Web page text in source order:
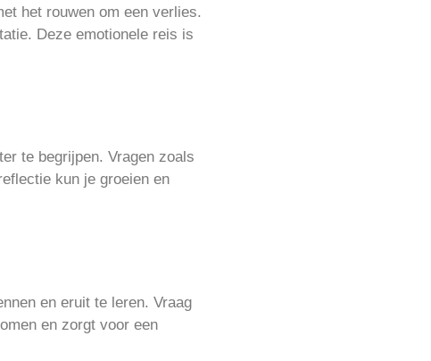
het rouwen om een verlies.
Deze emotionele reis is
te begrijpen. Vragen zoals
kun je groeien en
en eruit te leren. Vraag
en zorgt voor een